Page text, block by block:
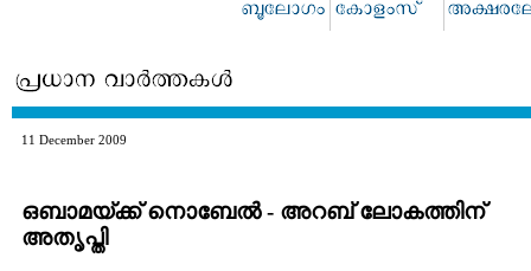
11 December 2009
ഒബാമയ്ക്ക് നൊബേല്‍ - അറബ് ലോകത്തിന്
അതൃപ്തി